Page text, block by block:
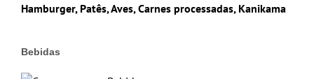
Hamburger, Patês, Aves, Carnes processadas, Kanikama
Bebidas